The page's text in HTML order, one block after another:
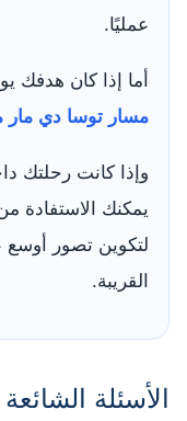
عمليًا.
أما إذا كان هدفك
مسار توسا دي مار
وإذا كانت رحلتك
يمكنك الاستفادة
لتكوين تصور أوسع
القريبة.
الأسئلة